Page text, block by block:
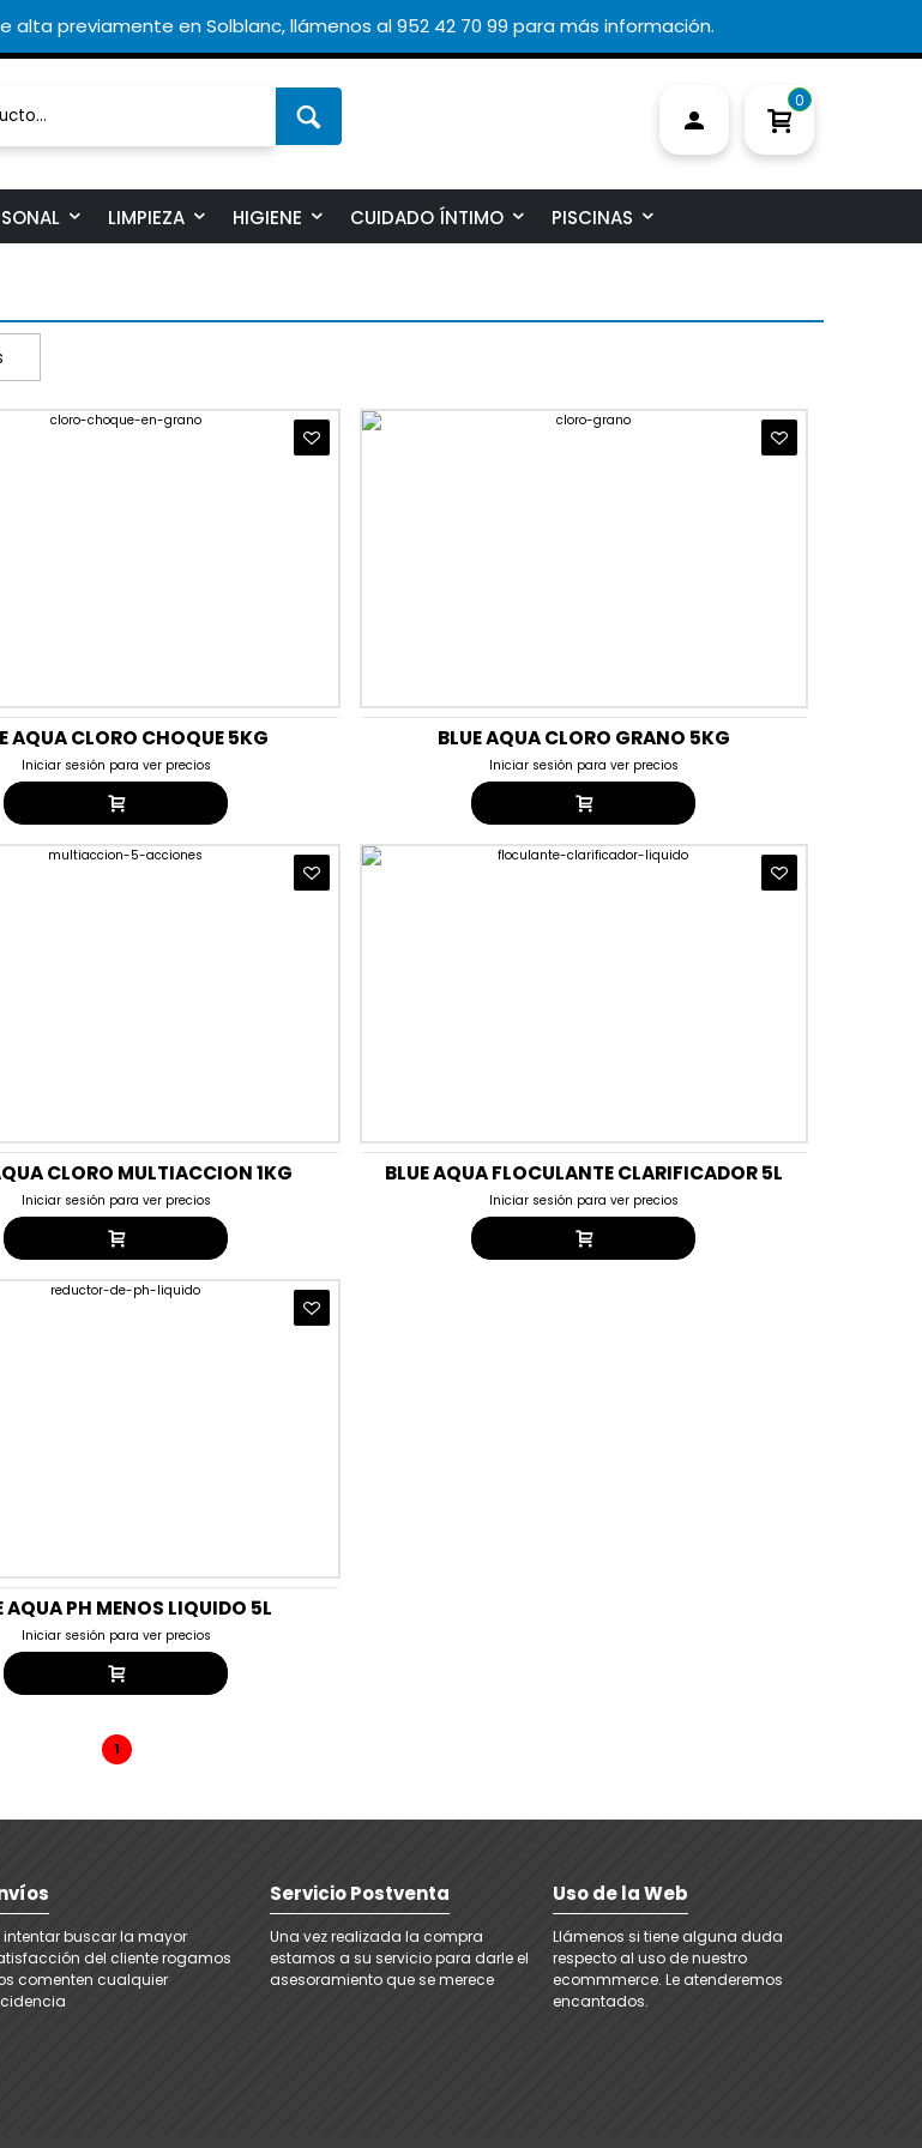
previamente en Solblanc, llámenos al 952 42 70 99 para más información.
0
LIMPIEZA HIGIENE CUIDADO ÍNTIMO PISCINAS
AQUA CLORO CHOQUE 5KG
Iniciar sesión para ver precios
BLUE AQUA CLORO GRANO 5KG
Iniciar sesión para ver precios
CLORO MULTIACCION 1KG
Iniciar sesión para ver precios
BLUE AQUA FLOCULANTE CLARIFICADOR 5L
Iniciar sesión para ver precios
AQUA PH MENOS LIQUIDO 5L
Iniciar sesión para ver precios
1
intentar buscar la mayor
del cliente rogamos
comenten cualquier
Servicio Postventa
Una vez realizada la compra
estamos a su servicio para darle el
asesoramiento que se merece
Uso de la Web
Llámenos si tiene alguna duda
respecto al uso de nuestro
ecommmerce. Le atenderemos
encantados.